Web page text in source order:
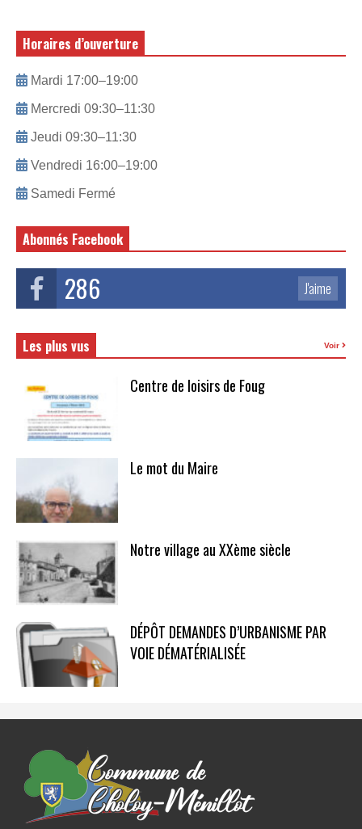
Horaires d’ouverture
Mardi 17:00–19:00
Mercredi 09:30–11:30
Jeudi 09:30–11:30
Vendredi 16:00–19:00
Samedi Fermé
Abonnés Facebook
286 J'aime
Les plus vus Voir
Centre de loisirs de Foug
Le mot du Maire
Notre village au XXème siècle
DÉPÔT DEMANDES D’URBANISME PAR
VOIE DÉMATÉRIALISÉE